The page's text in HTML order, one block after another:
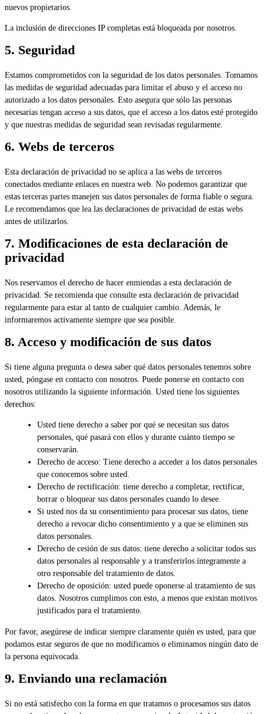
nuevos propietarios.
La inclusión de direcciones IP completas está bloqueada por nosotros.
5. Seguridad
Estamos comprometidos con la seguridad de los datos personales. Tomamos
las medidas de seguridad adecuadas para limitar el abuso y el acceso no
autorizado a los datos personales. Esto asegura que sólo las personas
necesarias tengan acceso a sus datos, que el acceso a los datos esté protegido
y que nuestras medidas de seguridad sean revisadas regularmente.
6. Webs de terceros
Esta declaración de privacidad no se aplica a las webs de terceros
conectados mediante enlaces en nuestra web. No podemos garantizar que
estas terceras partes manejen sus datos personales de forma fiable o segura.
Le recomendamos que lea las declaraciones de privacidad de estas webs
antes de utilizarlos.
7. Modificaciones de esta declaración de
privacidad
Nos reservamos el derecho de hacer enmiendas a esta declaración de
privacidad. Se recomienda que consulte esta declaración de privacidad
regularmente para estar al tanto de cualquier cambio. Además, le
informaremos activamente siempre que sea posible.
8. Acceso y modificación de sus datos
Si tiene alguna pregunta o desea saber qué datos personales tenemos sobre
usted, póngase en contacto con nosotros. Puede ponerse en contacto con
nosotros utilizando la siguiente información. Usted tiene los siguientes
derechos:
Usted tiene derecho a saber por qué se necesitan sus datos
personales, qué pasará con ellos y durante cuánto tiempo se
conservarán.
Derecho de acceso: Tiene derecho a acceder a los datos personales
que conocemos sobre usted.
Derecho de rectificación: tiene derecho a completar, rectificar,
borrar o bloquear sus datos personales cuando lo desee.
Si usted nos da su consentimiento para procesar sus datos, tiene
derecho a revocar dicho consentimiento y a que se eliminen sus
datos personales.
Derecho de cesión de sus datos: tiene derecho a solicitar todos sus
datos personales al responsable y a transferirlos íntegramente a
otro responsable del tratamiento de datos.
Derecho de oposición: usted puede oponerse al tratamiento de sus
datos. Nosotros cumplimos con esto, a menos que existan motivos
justificados para el tratamiento.
Por favor, asegúrese de indicar siempre claramente quién es usted, para que
podamos estar seguros de que no modificamos o eliminamos ningún dato de
la persona equivocada.
9. Enviando una reclamación
Si no está satisfecho con la forma en que tratamos o procesamos sus datos